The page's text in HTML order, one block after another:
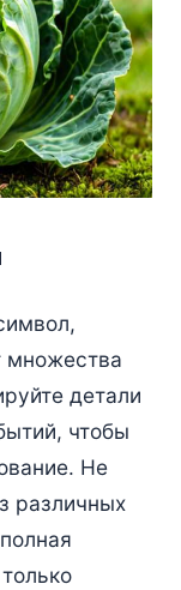
множества
детали
чтобы
Не
различных